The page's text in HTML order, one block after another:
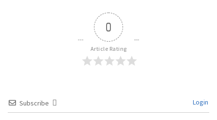
0
Article Rating
Subscribe Login